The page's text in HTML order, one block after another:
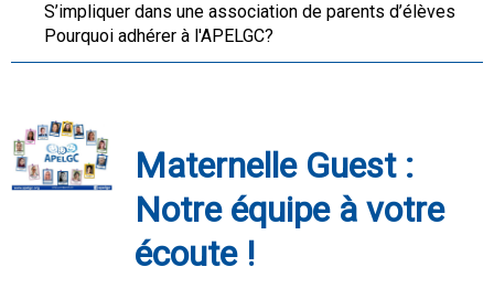
S’impliquer dans une association de parents d’élèves
Pourquoi adhérer à l'APELGC?
Maternelle Guest :
Notre équipe à votre
écoute !